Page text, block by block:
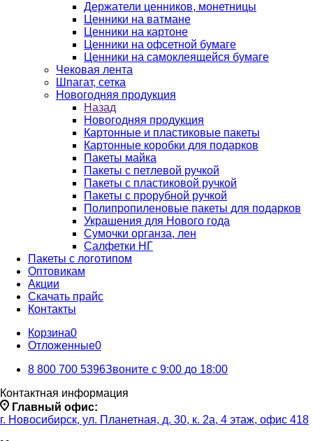
Держатели ценников, монетницы
Ценники на ватмане
Ценники на картоне
Ценники на офсетной бумаге
Ценники на самоклеящейся бумаге
Чековая лента
Шпагат, сетка
Новогодняя продукция
Назад
Новогодняя продукция
Картонные и пластиковые пакеты
Картонные коробки для подарков
Пакеты майка
Пакеты с петлевой ручкой
Пакеты с пластиковой ручкой
Пакеты с прорубной ручкой
Полипропиленовые пакеты для подарков
Украшения для Нового года
Сумочки органза, лен
Салфетки НГ
Пакеты с логотипом
Оптовикам
Акции
Скачать прайс
Контакты
Корзина0
Отложенные0
8 800 700 5396Звоните с 9:00 до 18:00
Контактная информация
Главный офис:
г. Новосибирск, ул. Планетная, д. 30, к. 2а, 4 этаж, офис 418